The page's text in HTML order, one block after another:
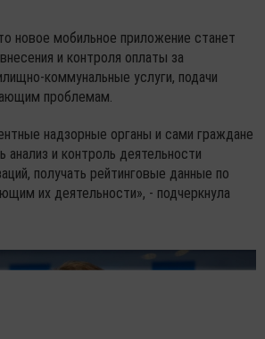
новое мобильное приложение станет
и контроля оплаты за
коммунальные услуги, подачи
проблемам.
надзорные органы и сами граждане
и контроль деятельности
получать рейтинговые данные по
их деятельности», - подчеркнула